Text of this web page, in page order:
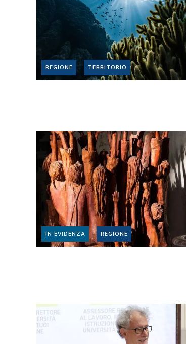
REGIONE TERRITORIO
IN EVIDENZA REGIONE